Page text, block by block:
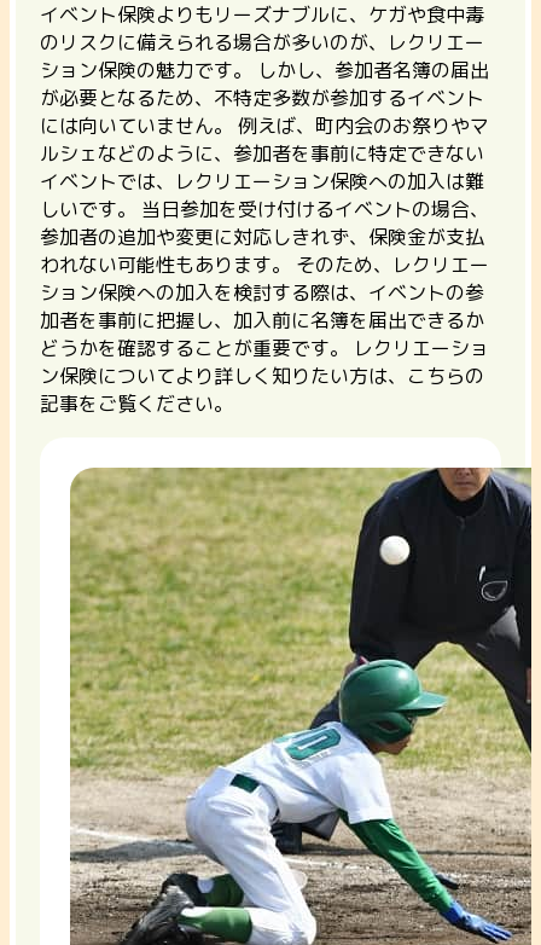
イベント保険よりもリーズナブルに、ケガや食中毒
のリスクに備えられる場合が多いのが、レクリエー
ション保険の魅力です。 しかし、 参加者名簿の届出
が必要となるため、不特定多数が参加するイベント
には向いていません。
例えば、町内会のお祭りやマ
ルシェなどのように、参加者を事前に特定できない
イベントでは、レクリエーション保険への加入は難
しいです。 当日参加を受け付けるイベントの場合、
参加者の追加や変更に対応しきれず、保険金が支払
われない可能性もあります。 そのため、レクリエー
ション保険への加入を検討する際は、 イベントの参
加者を事前に把握し、加入前に名簿を届出できるか
どうかを確認することが重要です。 レクリエーショ
ン保険についてより詳しく知りたい方は、こちらの
記事をご覧ください。